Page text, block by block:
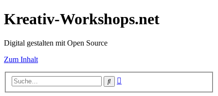
Kreativ-Workshops.net
Digital gestalten mit Open Source
Zum Inhalt
Suche